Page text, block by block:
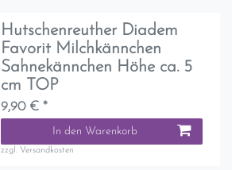
Hutschenreuther Diadem
Favorit Milchkännchen
Sahnekännchen Höhe ca. 5
cm TOP
9,90 € *
In den Warenkorb
zzgl. Versandkosten